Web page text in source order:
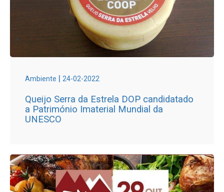
Ambiente | 24-02-2022
Queijo Serra da Estrela DOP candidatado
a Património Imaterial Mundial da
UNESCO